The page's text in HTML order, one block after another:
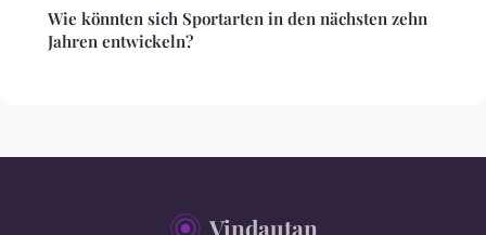
Wie könnten sich Sportarten in den nächsten zehn
Jahren entwickeln?
Vindautan